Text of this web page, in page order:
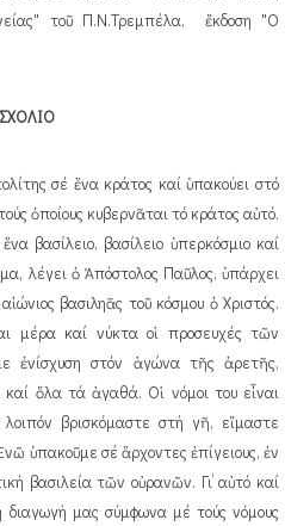
τοῦ Π.Ν.Τρεμπέλα, ἔκδοση "Ο
ΣΧΟΛΙΟ
σέ ἕνα κράτος καί ὑπακούει στό
ὁποίους κυβερνᾶται τό κράτος αὐτό.
βασίλειο, βασίλειο ὑπερκόσμιο καί
λέγει ὁ Ἀπόστολος Παῦλος, ὑπάρχει
βασιληᾶς τοῦ κόσμου ὁ Χριστός.
μέρα καί νύκτα οἱ προσευχές τῶν
ἐνίσχυση στόν ἀγώνα τῆς ἀρετῆς,
ὅλα τά ἀγαθά. Οἱ νόμοι του εἶναι
βρισκόμαστε στή γῆ, εἴμαστε
ὑπακοῦμε σέ ἄρχοντες ἐπίγειους, ἐν
βασιλεία τῶν οὐρανῶν. Γι’ αὐτό καί
διαγωγή μας σύμφωνα μέ τούς νόμους